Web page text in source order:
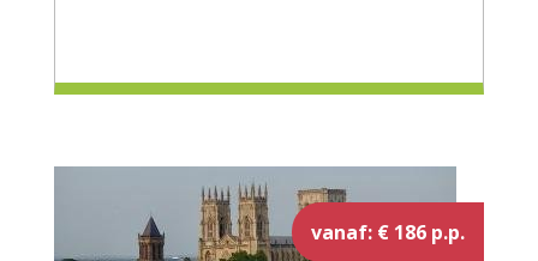
vanaf: € 186 p.p.